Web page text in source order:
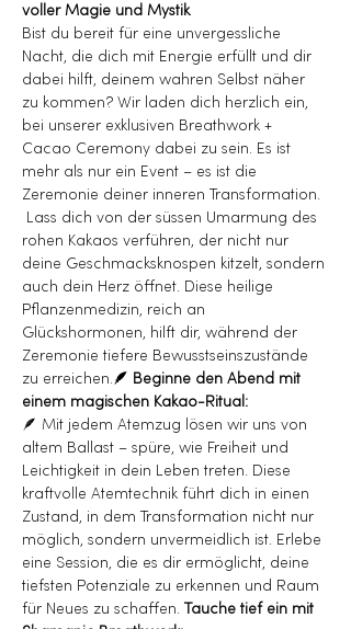
voller Magie und Mystik
Bist du bereit für eine unvergessliche
Nacht, die dich mit Energie erfüllt und dir
dabei hilft, deinem wahren Selbst näher
zu kommen? Wir laden dich herzlich ein,
bei unserer exklusiven Breathwork +
Cacao Ceremony dabei zu sein. Es ist
mehr als nur ein Event – es ist die
Zeremonie deiner inneren Transformation.
rohen Kakaos verführen, der nicht nur
deine Geschmacksknospen kitzelt, sondern
auch dein Herz öffnet. Diese heilige
Pflanzenmedizin, reich an
Glückshormonen, hilft dir, während der
Zeremonie tiefere Bewusstseinszustände
zu erreichen.🪶 Beginne den Abend mit
einem magischen Kakao-Ritual:
🪶 Mit jedem Atemzug lösen wir uns von
altem Ballast – spüre, wie Freiheit und
Leichtigkeit in dein Leben treten. Diese
kraftvolle Atemtechnik führt dich in einen
Zustand, in dem Transformation nicht nur
möglich, sondern unvermeidlich ist. Erlebe
eine Session, die es dir ermöglicht, deine
tiefsten Potenziale zu erkennen und Raum
für Neues zu schaffen. Tauche tief ein mit